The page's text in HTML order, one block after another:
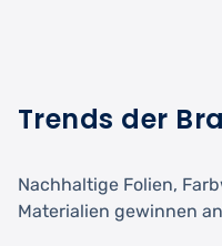
Trends der
Nachhaltige Folien,
Materialien gewinnen